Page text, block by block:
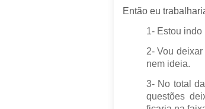
Então eu
1- Estou indo
2- Vou
nem ideia.
3- No total
questões